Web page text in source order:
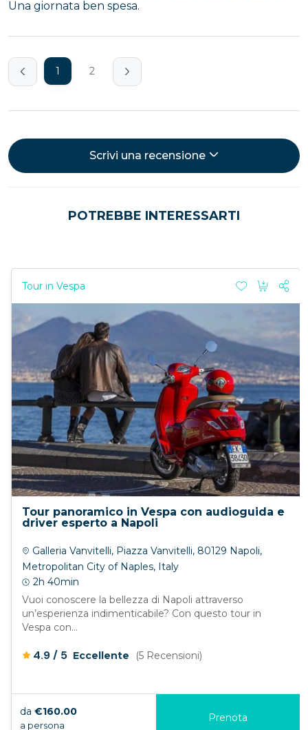
Una giornata ben spesa.
1 2
Scrivi una recensione
POTREBBE INTERESSARTI
Tour in Vespa
Tour panoramico in Vespa con audioguida e
driver esperto a Napoli
Galleria Vanvitelli, Piazza Vanvitelli, 80129 Napoli,
Metropolitan City of Naples, Italy
2h 40min
Vuoi conoscere la bellezza di Napoli attraverso
un’esperienza indimenticabile? Con questo tour in
Vespa con...
4.9 / 5 Eccellente (5 Recensioni)
da €160.00
a persona
Prenota